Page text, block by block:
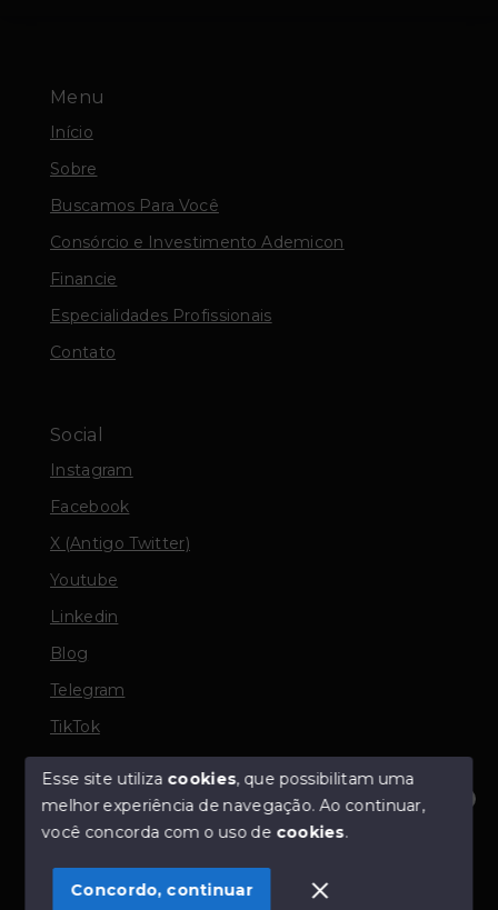
Olá! Estamos disponíveis para te ajudar.
Menu
Início
Sobre
Buscamos Para Você
Consórcio e Investimento Ademicon
Financie
Especialidades Profissionais
Contato
Social
Instagram
Facebook
X (Antigo Twitter)
Youtube
Linkedin
Blog
Telegram
TikTok
© Copyright 2026 - TORQUATO ∴ Corretor de Imóveis
- CRECI 42643f | 136.004f Perito Avaliador CNAI 37357
SITE PARA IMOBILIARIA
Esse site utiliza cookies, que possibilitam uma
melhor experiência de navegação.Ao continuar,
você concorda com o uso de cookies.
Concordo, continuar